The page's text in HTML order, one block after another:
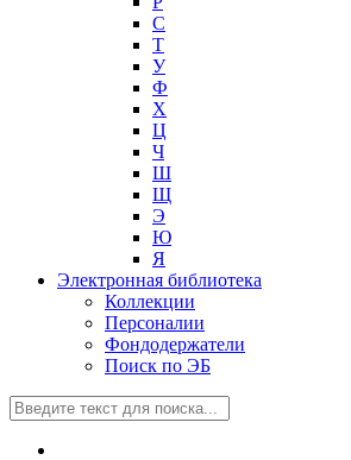
С
Т
У
Ф
Х
Ц
Ч
Ш
Щ
Э
Ю
Я
Электронная библиотека
Коллекции
Персоналии
Фондодержатели
Поиск по ЭБ